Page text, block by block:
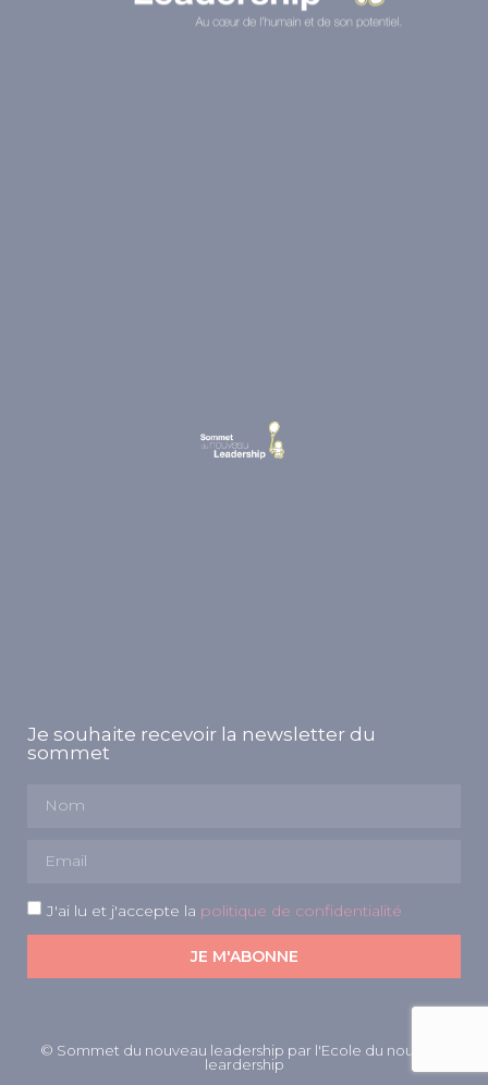
Je souhaite recevoir la newsletter du
sommet
J'ai lu et j'accepte la politique de confidentialité
JE M'ABONNE
© Sommet du nouveau leadership par l'Ecole du nouveau
leardership